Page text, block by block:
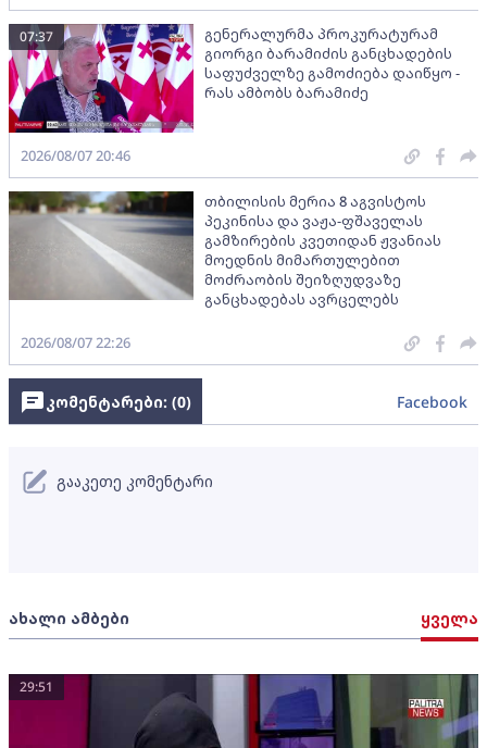
გენერალურმა პროკურატურამ
გიორგი ბარამიძის განცხადების
საფუძველზე გამოძიება დაიწყო -
რას ამბობს ბარამიძე
07:37
2026/08/07 20:46
თბილისის მერია 8 აგვისტოს
პეკინისა და ვაჟა-ფშაველას
გამზირების კვეთიდან ჟვანიას
მოედნის მიმართულებით
მოძრაობის შეიზღუდვაზე
განცხადებას ავრცელებს
2026/08/07 22:26
ახალი ამბები ყველა
29:51
კომენტარები: (0) Facebook
გააკეთე კომენტარი